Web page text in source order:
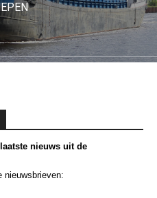
nieuws uit de
nieuwsbrieven: